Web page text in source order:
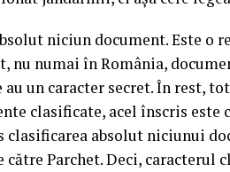
niciun document. Este o
nu numai în România,
un caracter secret.În rest,
clasificate, acel înscris este
clasificarea absolut niciunui
Parchet. Deci, caracterul